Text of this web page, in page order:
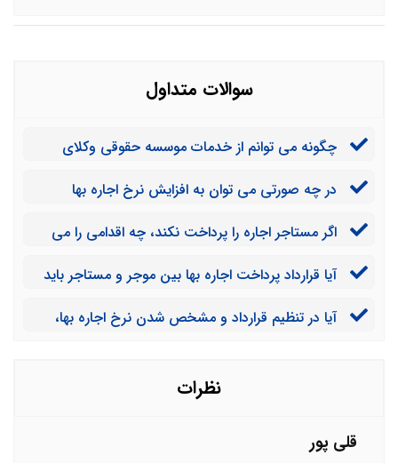
سوالات متداول
چگونه می توانم از خدمات موسسه حقوقی وکلای
در چه صورتی می توان به افزایش نرخ اجاره بها
اگر مستاجر اجاره را پرداخت نکند، چه اقدامی را می
آیا قرارداد پرداخت اجاره بها بین موجر و مستاجر باید
آیا در تنظیم قرارداد و مشخص شدن نرخ اجاره بها،
نظرات
قلی پور